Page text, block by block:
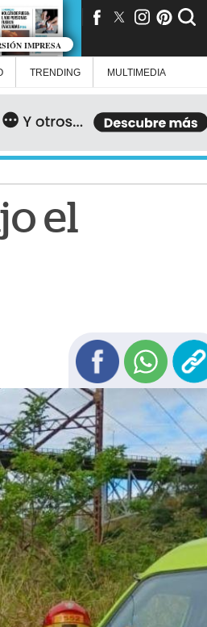
IMPRESA
TRENDING MULTIMEDIA
el